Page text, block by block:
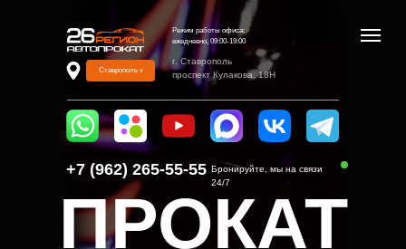
ПРОКАТ
г. Ставрополь
проспект Кулакова, 18Н
Режим работы офиса:
ежедневно, 09:00-19:00
Бронируйте, мы на связи
24/7
+7 (962) 265-55-55‬
Ставрополь v